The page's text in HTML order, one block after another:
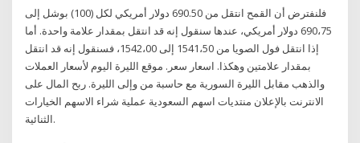
فلنفترض أن القمح انتقل من 690.50 دولار أمريكي لكل (100) بوشل إلى
690،75 دولار أمريكي، عندها سنقول إنه قد انتقل بمقدار علامة واحدة. أما
إذا انتقل فول الصويا من 1541،50 إلى 1542،00، فسنقول إنه قد انتقل
بمقدار علامتين وهكذا. اسعار سعر. موقع الليرة اليوم لأسعار العملات
والذهب مقابل الليرة السورية مع حاسبة من وإلى الليرة. ربح المال على
الانترنت بالإعلان منتديات اسهم السعودية عملية شراء الاسهم الخيارات
الثنائية.